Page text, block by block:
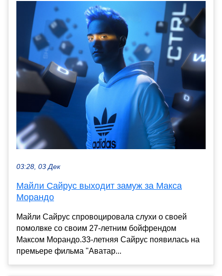
03:28, 03 Дек
Майли Сайрус выходит замуж за Макса
Морандо
Майли Сайрус спровоцировала слухи о своей
помолвке со своим 27-летним бойфрендом
Максом Морандо.33-летняя Сайрус появилась на
премьере фильма "Аватар...